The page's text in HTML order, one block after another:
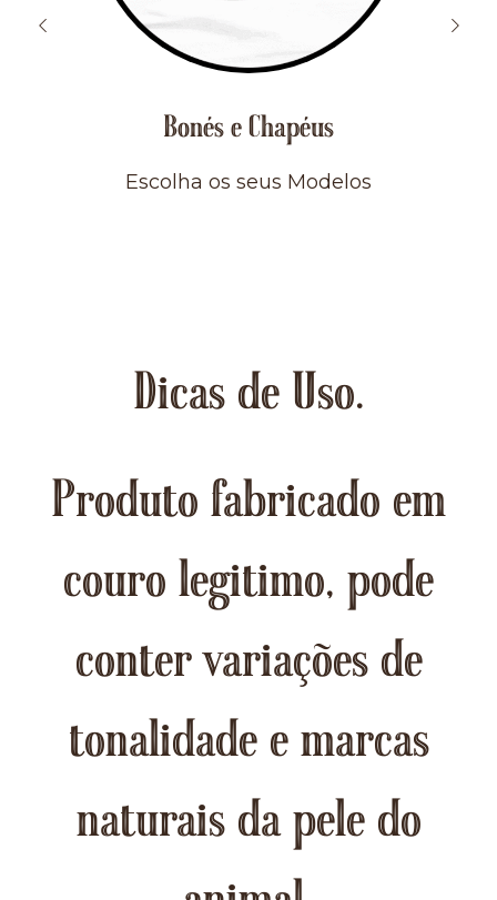
Bonés e Chapéus
Escolha os seus Modelos
Dicas de Uso.
Produto fabricado em
couro legitimo, pode
conter variações de
tonalidade e marcas
naturais da pele do